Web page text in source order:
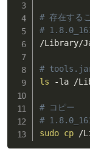
# 存在する
# 1.8.0_161
/Library/
# tools.jar
ls -la /
# コピー
# 1.8.0_161
sudo cp /